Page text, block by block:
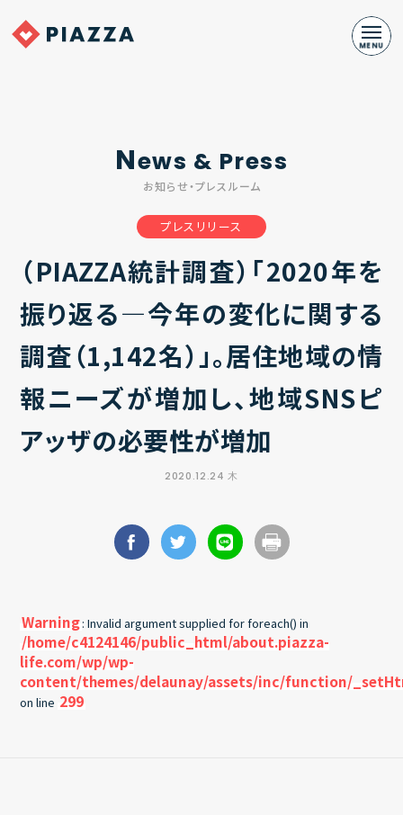
News & Press
お知らせ・プレスルーム
プレスリリース
（PIAZZA統計調査）「2020年を
振り返る―今年の変化に関する
調査（1,142名）」。居住地域の情
報ニーズが増加し、地域SNSピ
アッザの必要性が増加
2020.12.24 木
Warning: Invalid argument supplied for foreach() in
/home/c4124146/public_html/about.piazza-
life.com/wp/wp-
content/themes/delaunay/assets/inc/function/
on line 299